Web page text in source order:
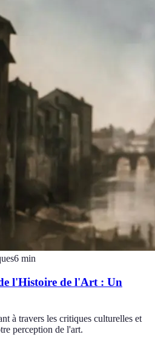
6 min
l'Histoire de l'Art : Un
à travers les critiques culturelles et
perception de l'art.